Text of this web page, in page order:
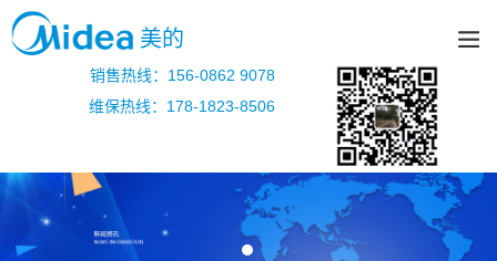
美的
销售热线：156-0862 9078
维保热线：178-1823-8506